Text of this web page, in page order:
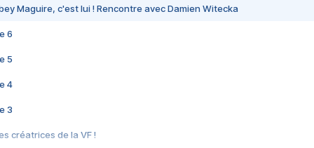
Maguire, c'est lui ! Rencontre avec Damien Witecka
6
5
4
3
créatrices de la VF !